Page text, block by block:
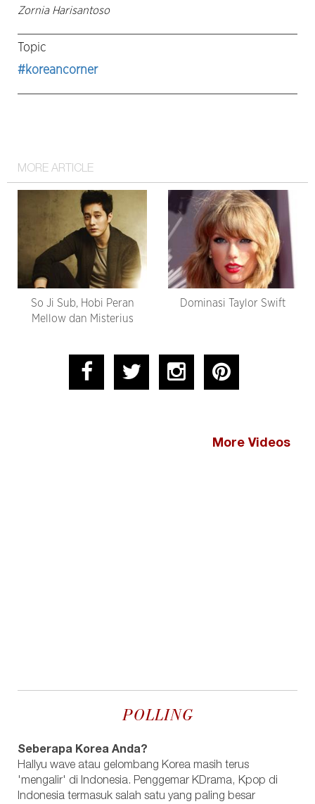
Zornia Harisantoso
Topic
#koreancorner
MORE ARTICLE
So Ji Sub, Hobi Peran
Mellow dan Misterius
Dominasi Taylor Swift
More Videos
POLLING
Seberapa Korea Anda?
Hallyu wave atau gelombang Korea masih terus
'mengalir' di Indonesia. Penggemar KDrama, Kpop di
Indonesia termasuk salah satu yang paling besar